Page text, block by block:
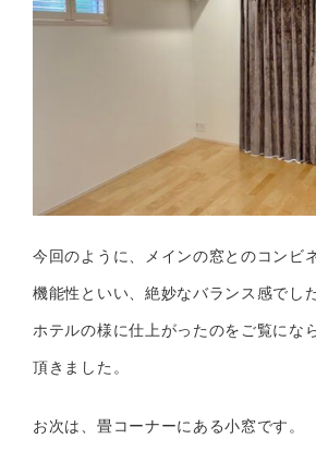
今回のように、メインの窓とのコンビ
機能性といい、絶妙なバランス感でした
ホテルの様に仕上がったのをご覧にな
頂きました。
お次は、畳コーナーにある小窓です。